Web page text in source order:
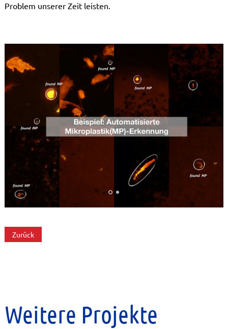
Problem unserer Zeit leisten.
Zurück
Weitere Projekte